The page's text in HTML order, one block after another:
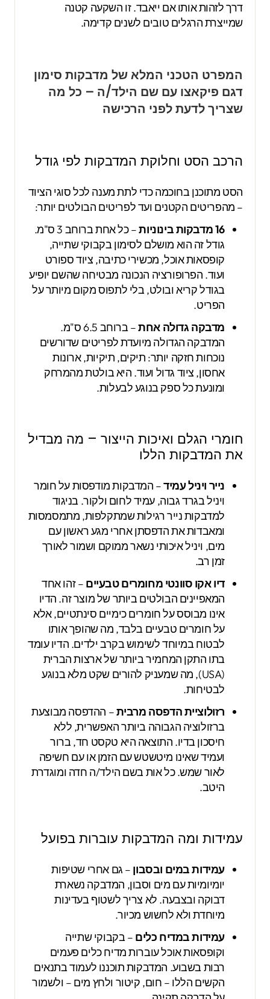
דרך לזהות אותו אם ייאבד. זו השקעה קטנה
שמייצרת הרגלים טובים לשנים קדימה.
המפרט הטכני המלא של מדבקות סימון
דגם פיקאצו עם שם הילד/ה – כל מה
שצריך לדעת לפני הרכישה
הרכב הסט וחלוקת המדבקות לפי גודל
הסט מתוכנן בחוכמה כדי לתת מענה לכל סוגי הציוד
– מהפריטים הקטנים ועד לפריטים הבולטים יותר:
16 מדבקות בינוניות
– כל אחת ברוחב 3 ס"מ.
גודל זה הוא מושלם לסימון בקבוקי שתייה,
קופסאות אוכל, מכשירי כתיבה, ציוד ספורט
ועוד. הפרופורציה הנכונה מבטיחה שהשם יופיע
בגודל קריא ובולט, בלי לתפוס מקום מיותר על
הפריט.
מדבקה גדולה אחת
– ברוחב 6.5 ס"מ.
המדבקה הגדולה מיועדת לפריטים שדורשים
נוכחות חזקה יותר: תיקים, תיקיות, ארונות
אחסון, ציוד גדול ועוד. היא בולטת מהמרחק
ומונעת כל ספק בנוגע לבעלות.
חומרי הגלם ואיכות הייצור – מה מבדיל
את המדבקות הללו
נייר ויניל עמיד– המדבקות מודפסות על חומר
ויניל בגרד גבוה, עמיד לחום ולקור. בניגוד
למדבקות נייר רגילות שמתקלפות, מתמסמסות
ומאבדות את הדפסתן אחרי מגע ראשון עם
מים, ויניל איכותי נשאר ממוקם ושמור לאורך
זמן רב.
דיו אקו סוונטי מחומרים טבעיים– זהו אחד
המאפיינים הבולטים ביותר של מוצר זה. הדיו
אינו מבוסס על חומרים כימיים סינתטיים, אלא
על חומרים טבעיים בלבד, מה שהופך אותו
לבטוח במיוחד לשימוש בקרב ילדים. הדיו עומד
בתו התקן המחמיר ביותר של ארצות הברית
(USA), מה שמעניק להורים שקט מלא בנוגע
לבטיחות.
רזולוציית הדפסה מרבית– ההדפסה מבוצעת
ברזולוציה הגבוהה ביותר האפשרית, ללא
חיסכון בדיו. התוצאה היא טקסט חד, ברור
ועמיד שאינו מיטשטש עם הזמן או עם חשיפה
לאור שמש. כל אות בשם הילד/ה חדה ומוגדרת
היטב.
עמידות ומה המדבקות עוברות בפועל
עמידות במים ובסבון– גם אחרי שטיפות
יומיומיות עם מים וסבון, המדבקה נשארת
דבוקה ובצבעה. לא צריך לשטוף בעדינות
מיוחדת ולא לחשוש מכיור.
עמידות במדיח כלים– בקבוקי שתייה
וקופסאות אוכל עוברות מדיח כלים פעמים
רבות בשבוע. המדבקות תוכננו לעמוד בתנאים
הקשים הללו – חום, קיטור ולחץ מים – ולשמור